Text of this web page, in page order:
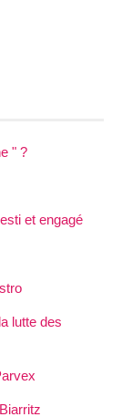
" ?
et engagé
lutte des